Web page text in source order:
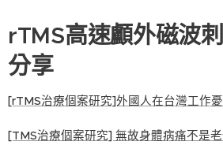
rTMS高速顱外磁波
分享
[rTMS治療個案研究]外國人在台灣工作
[TMS治療個案研究] 無故身體病痛不是